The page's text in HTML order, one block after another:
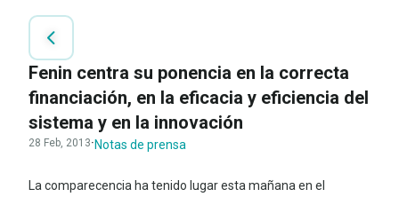
Fenin centra su ponencia en la correcta
financiación, en la eficacia y eficiencia del
sistema y en la innovación
28 Feb, 2013· Notas de prensa
La comparecencia ha tenido lugar esta mañana en el